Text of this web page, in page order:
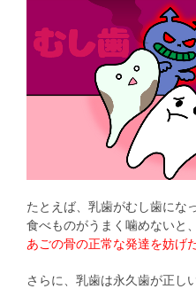
たとえば、乳歯がむし歯にな
食べものがうまく噛めないと、
あごの骨の正常な発達を妨げ
さらに、乳歯は永久歯が正し